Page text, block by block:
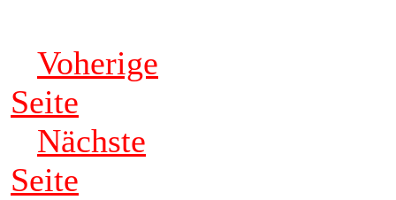
Voherige
Seite
Nächste
Seite